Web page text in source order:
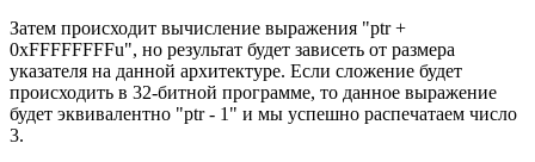
Затем происходит вычисление выражения "ptr +
0xFFFFFFFFu", но результат будет зависеть от размера
указателя на данной архитектуре. Если сложение будет
происходить в 32-битной программе, то данное выражение
будет эквивалентно "ptr - 1" и мы успешно распечатаем число
3.